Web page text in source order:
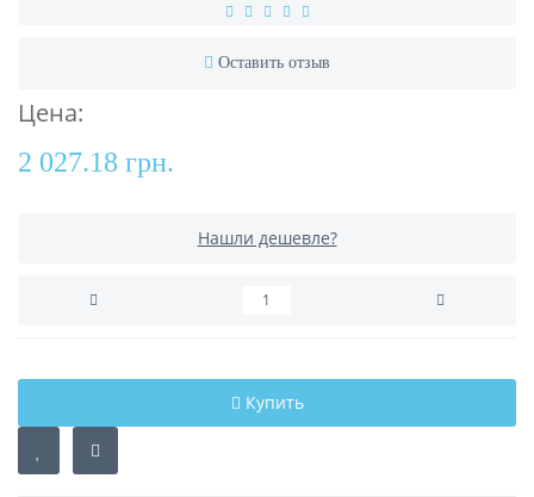
Оставить отзыв
Цена:
2 027.18 грн.
Нашли дешевле?
Купить